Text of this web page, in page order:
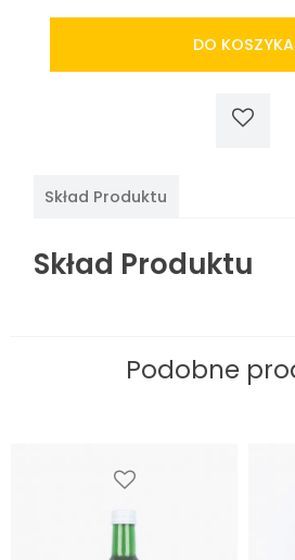
pieczonej
LOBO
DO KOSZYKA
Skład Produktu
Skład Produktu
Podobne